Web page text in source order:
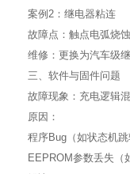
案例2：继电器粘连
故障点：触点电弧烧蚀
维修：更换为汽车级继
三、软件与固件问题
故障现象：充电逻辑混
原因：
程序Bug（如状态机跳
EEPROM参数丢失（如